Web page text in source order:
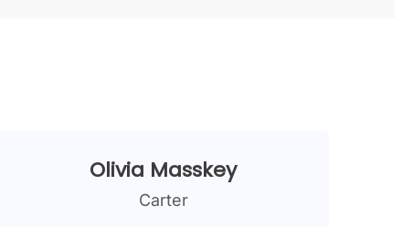
Olivia Masskey
Carter